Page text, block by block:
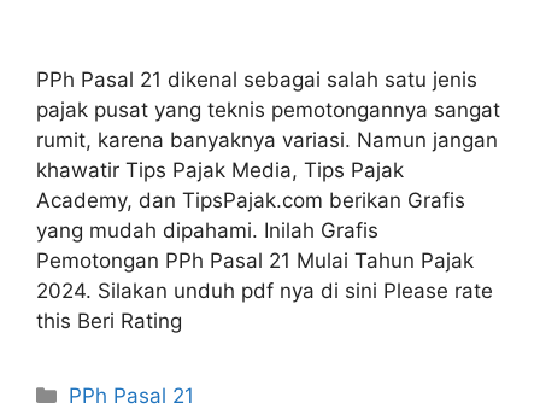
PPh Pasal 21 dikenal sebagai salah satu jenis
pajak pusat yang teknis pemotongannya sangat
rumit, karena banyaknya variasi. Namun jangan
khawatir Tips Pajak Media, Tips Pajak
Academy, dan TipsPajak.com berikan Grafis
yang mudah dipahami. Inilah Grafis
Pemotongan PPh Pasal 21 Mulai Tahun Pajak
2024. Silakan unduh pdf nya di sini Please rate
this Beri Rating
Kategori
PPh Pasal 21